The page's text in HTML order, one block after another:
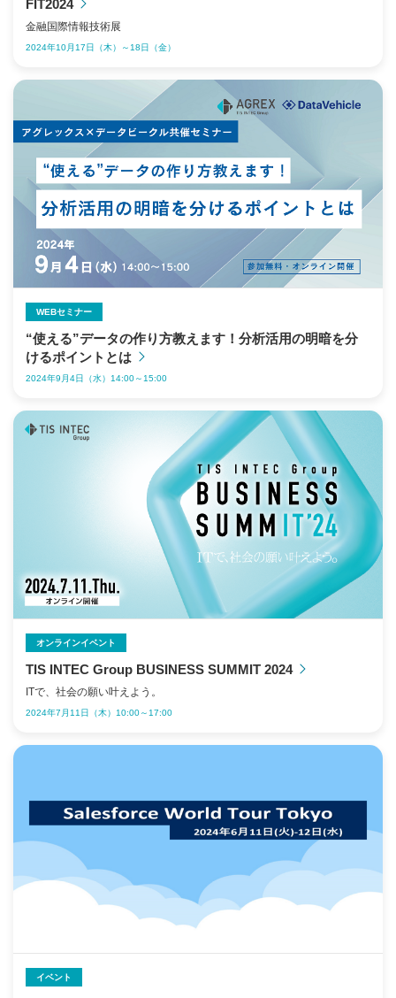
FIT2024
金融国際情報技術展
2024年10月17日（木）～18日（金）
WEBセミナー
“使える”データの作り方教えます！分析活用の明暗を分
けるポイントとは
2024年9月4日（水）14:00～15:00
オンラインイベント
TIS INTEC Group BUSINESS SUMMIT 2024
ITで、社会の願い叶えよう。
2024年7月11日（木）10:00～17:00
イベント